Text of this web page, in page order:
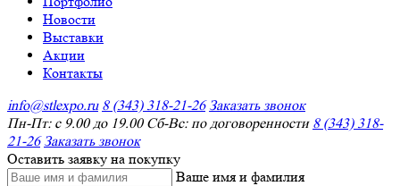
Новости
Выставки
Акции
Контакты
info@stlexpo.ru 8 (343) 318-21-26 Заказать звонок
Пн-Пт: с 9.00 до 19.00 Сб-Вс: по договоренности 8 (343) 318-
21-26 Заказать звонок
Оставить заявку на покупку
Ваше имя и фамилия